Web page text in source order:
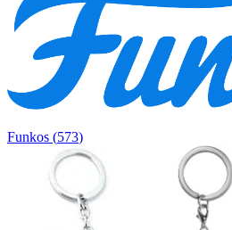
Funkos (573)